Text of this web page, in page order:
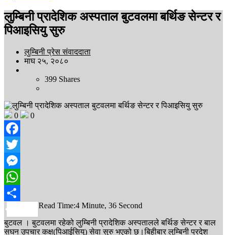
लुम्बिनी प्रादेशिक अस्पताल बुटवलमा बर्थिङ सेन्टर र
पिआइसियु सुरु
लुम्बिनी प्रेस संवाददाता
माघ २५, २०८०
399 Shares
0 0
Facebook
Twitter
Messenger
WhatsApp
Share
Read Time:4 Minute, 36 Second
बुटवल । बुटवलमा रहेको लुम्बिनी प्रादेशिक अस्पतालले बर्थिङ सेन्टर र बाल
सघन उपचार कक्ष(पिआईसियु) सेवा सुरु भएको छ।बिहीबार लुम्बिनी प्रदेश